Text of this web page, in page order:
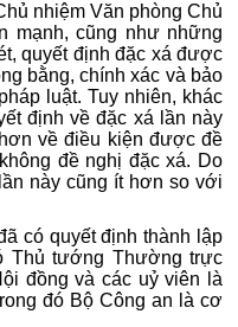
nhiệm Văn phòng Chủ
mạnh, cũng như những
quyết định đặc xá được
bằng, chính xác và bảo
luật. Tuy nhiên, khác
định về đặc xá lần này
về điều kiện được đề
đề nghị đặc xá. Do
này cũng ít hơn so với
có quyết định thành lập
Thủ tướng Thường trực
đồng và các uỷ viên là
đó Bộ Công an là cơ